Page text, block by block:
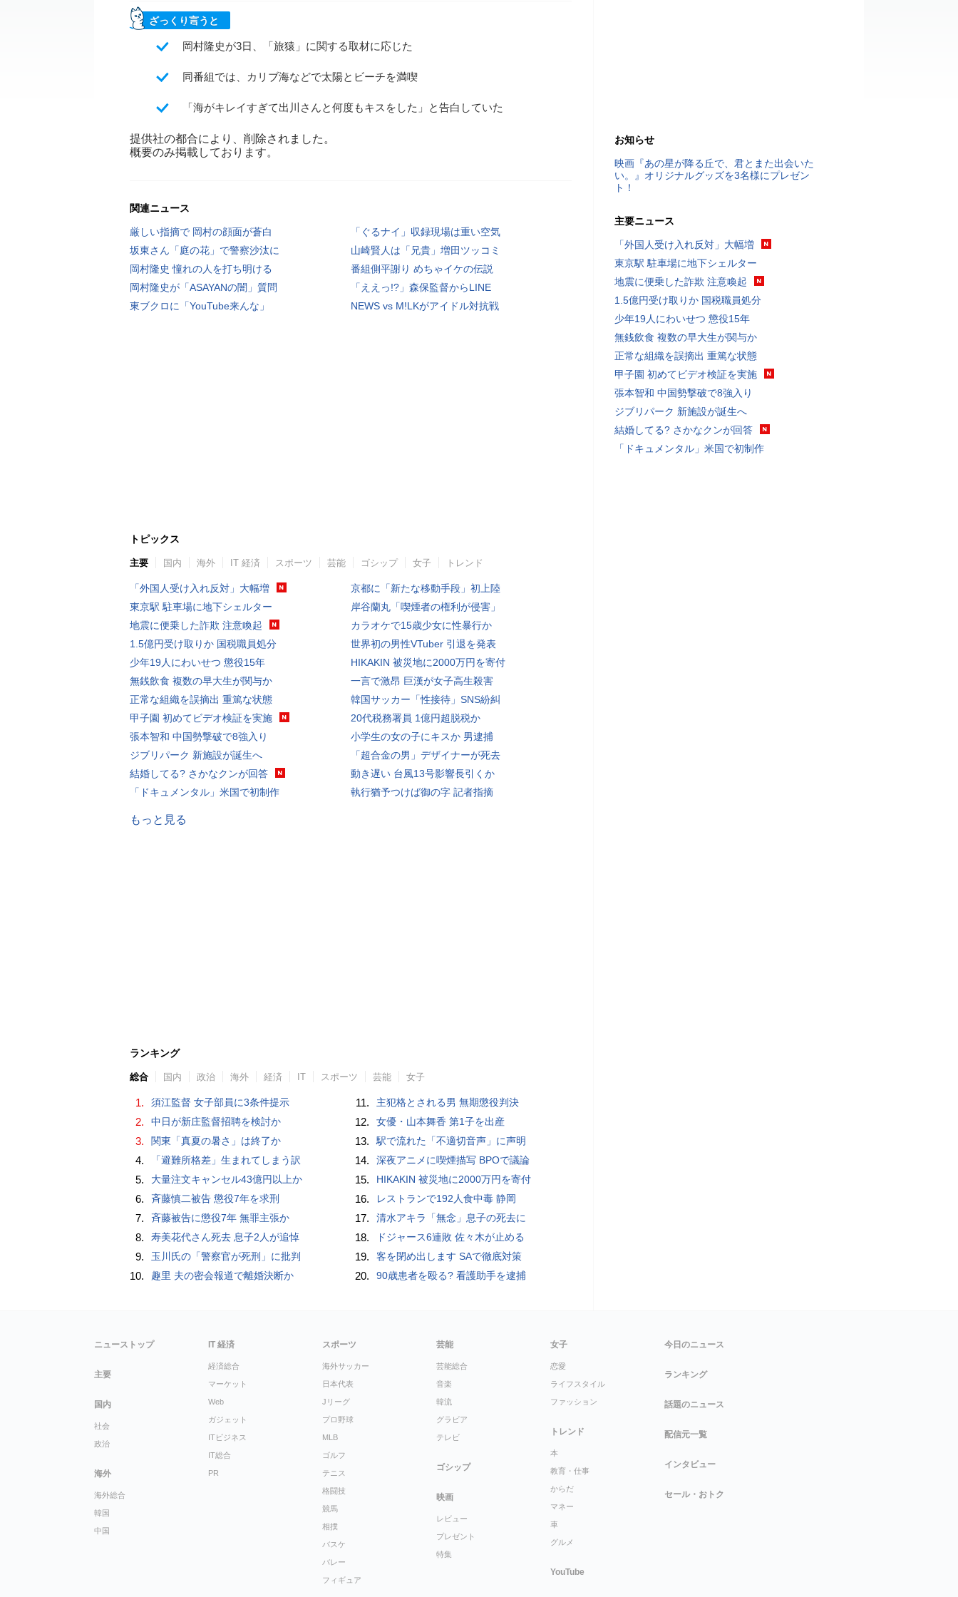
ざっくり言うと
岡村隆史が3日、「旅猿」に関する取材に応じた
同番組では、カリブ海などで太陽とビーチを満喫
「海がキレイすぎて出川さんと何度もキスをした」と告白していた
提供社の都合により、削除されました。
概要のみ掲載しております。
関連ニュース
厳しい指摘で 岡村の顔面が蒼白
「ぐるナイ」収録現場は重い空気
坂東さん「庭の花」で警察沙汰に
山崎賢人は「兄貴」増田ツッコミ
岡村隆史 憧れの人を打ち明ける
番組側平謝り めちゃイケの伝説
岡村隆史が「ASAYANの闇」質問
「ええっ!?」森保監督からLINE
東ブクロに「YouTube来んな」
NEWS vs M!LKがアイドル対抗戦
トピックス
主要 国内 海外 IT 経済 スポーツ 芸能 ゴシップ 女子 トレンド
「外国人受け入れ反対」大幅増
東京駅 駐車場に地下シェルター
地震に便乗した詐欺 注意喚起
1.5億円受け取りか 国税職員処分
少年19人にわいせつ 懲役15年
無銭飲食 複数の早大生が関与か
正常な組織を誤摘出 重篤な状態
甲子園 初めてビデオ検証を実施
張本智和 中国勢撃破で8強入り
ジブリパーク 新施設が誕生へ
結婚してる? さかなクンが回答
「ドキュメンタル」米国で初制作
京都に「新たな移動手段」初上陸
岸谷蘭丸「喫煙者の権利が侵害」
カラオケで15歳少女に性暴行か
世界初の男性VTuber 引退を発表
HIKAKIN 被災地に2000万円を寄付
一言で激昂 巨漢が女子高生殺害
韓国サッカー「性接待」SNS紛糾
20代税務署員 1億円超脱税か
小学生の女の子にキスか 男逮捕
「超合金の男」デザイナーが死去
動き遅い 台風13号影響長引くか
執行猶予つけば御の字 記者指摘
もっと見る
ランキング
総合 国内 政治 海外 経済 IT スポーツ 芸能 女子
1. 須江監督 女子部員に3条件提示
2. 中日が新庄監督招聘を検討か
3. 関東「真夏の暑さ」は終了か
4. 「避難所格差」生まれてしまう訳
5. 大量注文キャンセル43億円以上か
6. 斉藤慎二被告 懲役7年を求刑
7. 斉藤被告に懲役7年 無罪主張か
8. 寿美花代さん死去 息子2人が追悼
9. 玉川氏の「警察官が死刑」に批判
10. 趣里 夫の密会報道で離婚決断か
11. 主犯格とされる男 無期懲役判決
12. 女優・山本舞香 第1子を出産
13. 駅で流れた「不適切音声」に声明
14. 深夜アニメに喫煙描写 BPOで議論
15. HIKAKIN 被災地に2000万円を寄付
16. レストランで192人食中毒 静岡
17. 清水アキラ「無念」息子の死去に
18. ドジャース6連敗 佐々木が止める
19. 客を閉め出します SAで徹底対策
20. 90歳患者を殴る? 看護助手を逮捕
お知らせ
映画『あの星が降る丘で、君とまた出会いた
い。』オリジナルグッズを3名様にプレゼン
ト！
主要ニュース
「外国人受け入れ反対」大幅増
東京駅 駐車場に地下シェルター
地震に便乗した詐欺 注意喚起
1.5億円受け取りか 国税職員処分
少年19人にわいせつ 懲役15年
無銭飲食 複数の早大生が関与か
正常な組織を誤摘出 重篤な状態
甲子園 初めてビデオ検証を実施
張本智和 中国勢撃破で8強入り
ジブリパーク 新施設が誕生へ
結婚してる? さかなクンが回答
「ドキュメンタル」米国で初制作
ニューストップ
主要
国内
社会
政治
海外
海外総合
韓国
中国
IT 経済
経済総合
マーケット
Web
ガジェット
ITビジネス
IT総合
PR
スポーツ
海外サッカー
日本代表
Jリーグ
プロ野球
MLB
ゴルフ
テニス
格闘技
競馬
相撲
バスケ
バレー
フィギュア
芸能
芸能総合
音楽
韓流
グラビア
テレビ
ゴシップ
映画
レビュー
プレゼント
特集
女子
恋愛
ライフスタイル
ファッション
トレンド
本
教育・仕事
からだ
マネー
車
グルメ
YouTube
今日のニュース
ランキング
話題のニュース
配信元一覧
インタビュー
セール・おトク